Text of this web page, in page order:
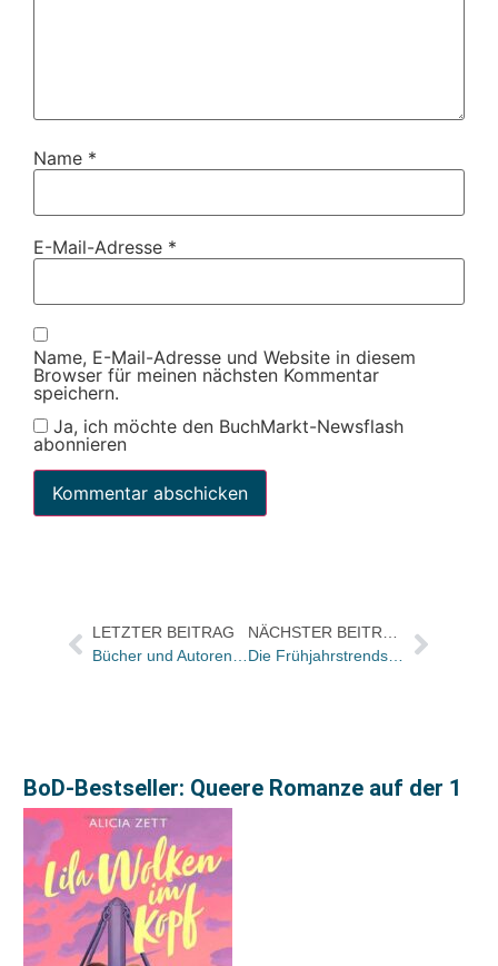
Name *
E-Mail-Adresse *
Name, E-Mail-Adresse und Website in diesem
Browser für meinen nächsten Kommentar
speichern.
Ja, ich möchte den BuchMarkt-Newsflash
abonnieren
LETZTER BEITRAG
BoD-Bestseller: Queere Romanze auf der 1